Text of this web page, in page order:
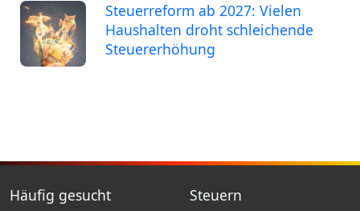
Steuerreform ab 2027: Vielen
Haushalten droht schleichende
Steuererhöhung
Häufig gesucht
Steuern